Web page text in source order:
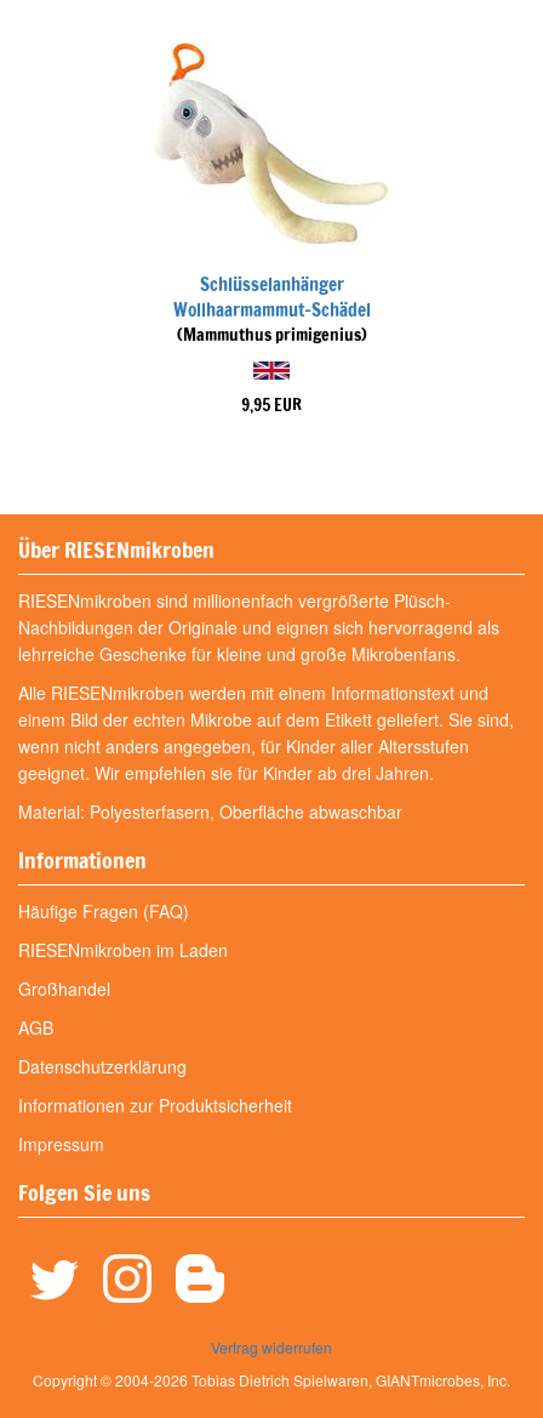
Schlüsselanhänger
Wollhaarmammut-Schädel
(Mammuthus primigenius)
9,95 EUR
Über RIESENmikroben
RIESENmikroben sind millionenfach vergrößerte Plüsch-
Nachbildungen der Originale und eignen sich hervorragend als
lehrreiche Geschenke für kleine und große Mikrobenfans.
Alle RIESENmikroben werden mit einem Informationstext und
einem Bild der echten Mikrobe auf dem Etikett geliefert. Sie sind,
wenn nicht anders angegeben, für Kinder aller Altersstufen
geeignet. Wir empfehlen sie für Kinder ab drei Jahren.
Material: Polyesterfasern, Oberfläche abwaschbar
Informationen
Häufige Fragen (FAQ)
RIESENmikroben im Laden
Großhandel
AGB
Datenschutzerklärung
Informationen zur Produktsicherheit
Impressum
Folgen Sie uns
Vertrag widerrufen
Copyright © 2004-2026 Tobias Dietrich Spielwaren, GIANTmicrobes, Inc.